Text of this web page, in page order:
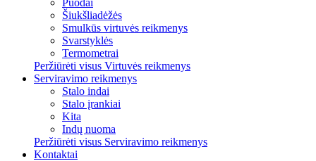
Puodai
Šiukšliadėžės
Smulkūs virtuvės reikmenys
Svarstyklės
Termometrai
Peržiūrėti visus Virtuvės reikmenys
Serviravimo reikmenys
Stalo indai
Stalo įrankiai
Kita
Indų nuoma
Peržiūrėti visus Serviravimo reikmenys
Kontaktai